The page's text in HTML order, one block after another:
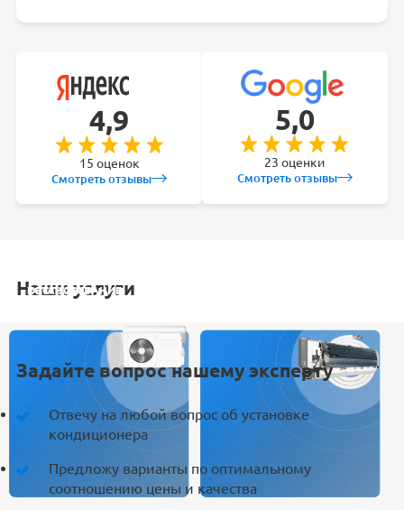
4,9
15 оценок
Смотреть отзывы
5,0
23 оценки
Смотреть отзывы
Наши услуги
УСТАНОВКА
ОБСЛУЖИВАНИЕ
Задайте вопрос нашему эксперту
Отвечу на любой вопрос об установке
кондиционера
Предложу варианты по оптимальному
соотношению цены и качества